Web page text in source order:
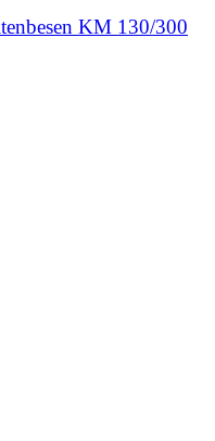
KM 130/300